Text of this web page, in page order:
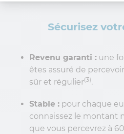
Sécurisez
Revenu garanti : une
êtes assuré de
sûr et régulier(3).
Stable : pour chaque
connaissez le montant
que vous percevrez à